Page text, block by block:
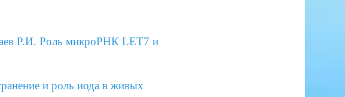
Р.И. Роль микроРНК LET7 и
и роль иода в живых